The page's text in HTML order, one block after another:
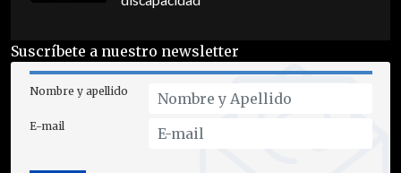
Suscríbete a nuestro newsletter
Nombre y apellido
E-mail